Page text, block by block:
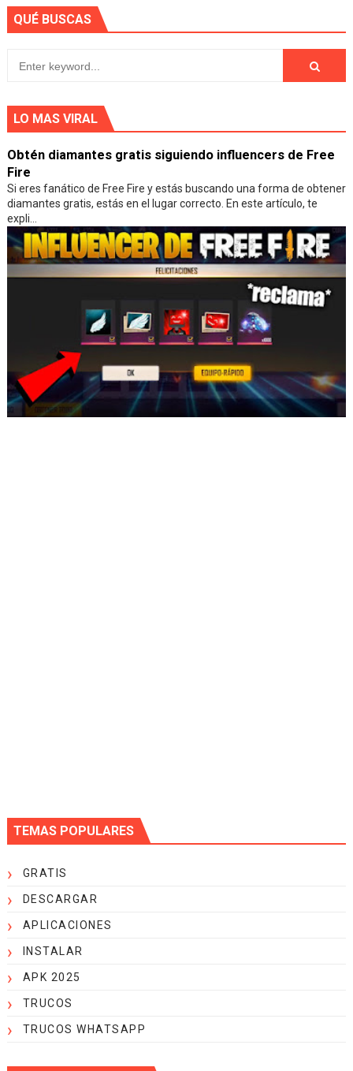
QUÉ BUSCAS
LO MAS VIRAL
Obtén diamantes gratis siguiendo influencers de Free
Fire
Si eres fanático de Free Fire y estás buscando una forma de obtener
diamantes gratis, estás en el lugar correcto. En este artículo, te
expli...
TEMAS POPULARES
GRATIS
DESCARGAR
APLICACIONES
INSTALAR
APK 2025
TRUCOS
TRUCOS WHATSAPP